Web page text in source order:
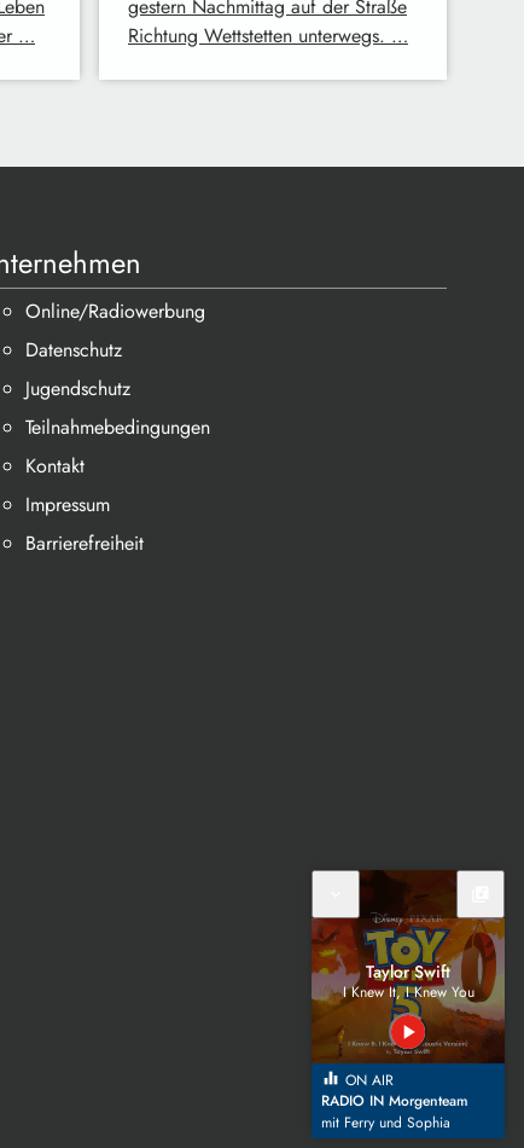
…
gestern Nachmittag auf der Straße
Richtung Wettstetten unterwegs. …
Online/Radiowerbung
Datenschutz
Jugendschutz
Teilnahmebedingungen
Kontakt
Impressum
Barrierefreiheit
Taylor Swift
I Knew It, I Knew You
play_arrow
equalizer ON AIR
RADIO IN Morgenteam
mit Ferry und Sophia